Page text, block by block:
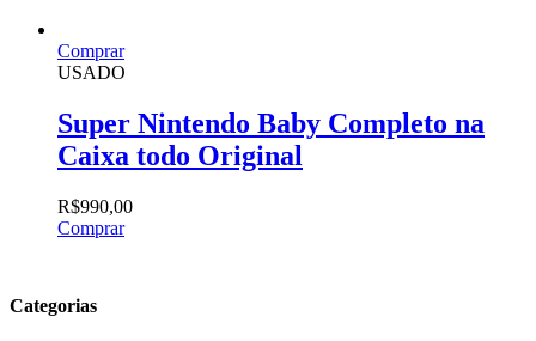
Comprar
USADO
Super Nintendo Baby Completo na
Caixa todo Original
R$990,00
Comprar
Categorias